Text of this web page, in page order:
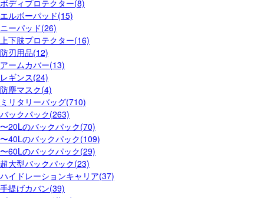
ボディプロテクター(8)
エルボーパッド(15)
ニーパッド(26)
上下肢プロテクター(16)
防刃用品(12)
アームカバー(13)
レギンス(24)
防塵マスク(4)
ミリタリーバッグ(710)
バックパック(263)
〜20Lのバックパック(70)
〜40Lのバックパック(109)
〜60Lのバックパック(29)
超大型バックパック(23)
ハイドレーションキャリア(37)
手提げカバン(39)